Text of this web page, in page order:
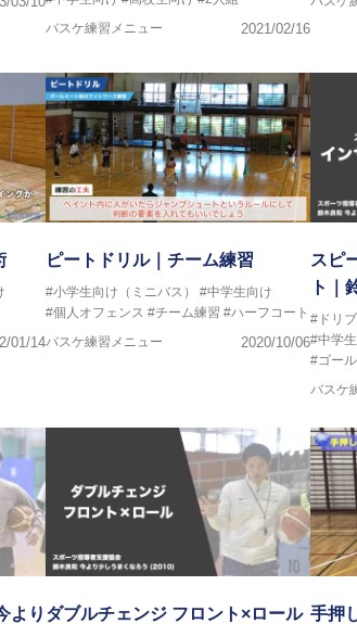
バスケ練習メニュー
2021/02/16
01/14
ピートドリル｜チーム練習
#小学生向け（ミニバス）
#中学生向け
#個人オフェンス #チーム練習 #ハーフコート
バスケ練習メニュー
2020/10/06
スピ
ト｜
#ドリ
#中学
#ゴー
バスケ
より ダブルチェンジ フロント×ロール 手押